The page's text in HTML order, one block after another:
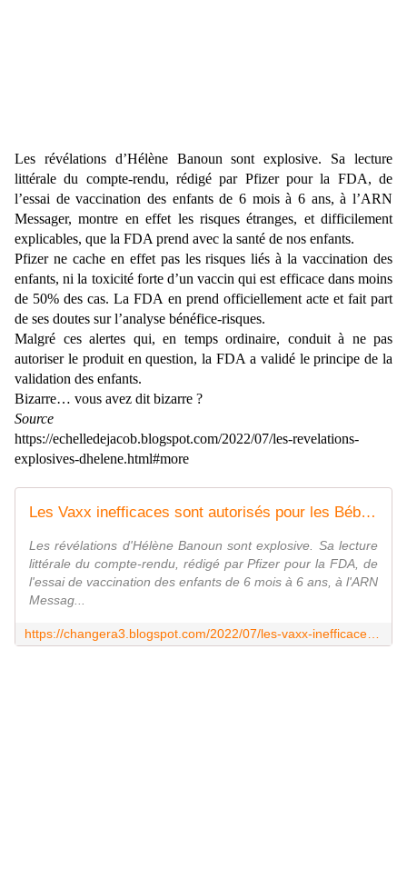
Les révélations d’Hélène Banoun sont explosive. Sa lecture
littérale du compte-rendu, rédigé par Pfizer pour la FDA, de
l’essai de vaccination des enfants de 6 mois à 6 ans, à l’ARN
Messager, montre en effet les risques étranges, et difficilement
explicables, que la FDA prend avec la santé de nos enfants.
Pfizer ne cache en effet pas les risques liés à la vaccination des
enfants, ni la toxicité forte d’un vaccin qui est efficace dans moins
de 50% des cas. La FDA en prend officiellement acte et fait part
de ses doutes sur l’analyse bénéfice-risques.
Malgré ces alertes qui, en temps ordinaire, conduit à ne pas
autoriser le produit en question, la FDA a validé le principe de la
validation des enfants.
Bizarre… vous avez dit bizarre ?
Source
https://echelledejacob.blogspot.com/2022/07/les-revelations-
explosives-dhelene.html#more
Les Vaxx inefficaces sont autorisés pour les Bébés !
Les révélations d'Hélène Banoun sont explosive. Sa lecture
littérale du compte-rendu, rédigé par Pfizer pour la FDA, de
l'essai de vaccination des enfants de 6 mois à 6 ans, à l'ARN
Messag...